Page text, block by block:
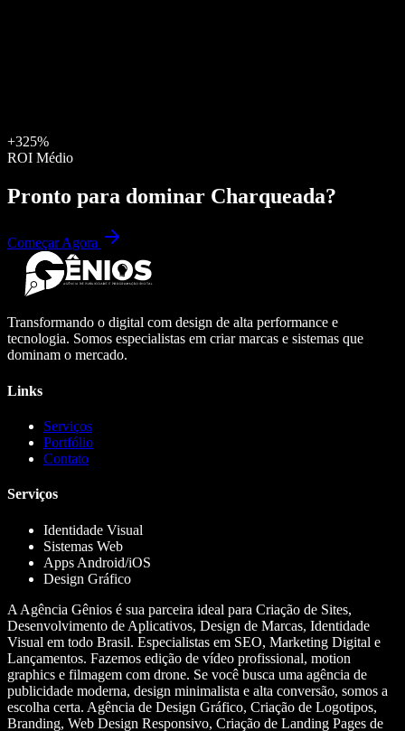
+325%
ROI Médio
Pronto para dominar Charqueada?
Começar Agora
Transformando o digital com design de alta performance e
tecnologia. Somos especialistas em criar marcas e sistemas que
dominam o mercado.
Links
Serviços
Portfólio
Contato
Serviços
Identidade Visual
Sistemas Web
Apps Android/iOS
Design Gráfico
A Agência Gênios é sua parceira ideal para Criação de Sites,
Desenvolvimento de Aplicativos, Design de Marcas, Identidade
Visual em todo Brasil. Especialistas em SEO, Marketing Digital e
Lançamentos. Fazemos edição de vídeo profissional, motion
graphics e filmagem com drone. Se você busca uma agência de
publicidade moderna, design minimalista e alta conversão, somos a
escolha certa. Agência de Design Gráfico, Criação de Logotipos,
Branding, Web Design Responsivo, Criação de Landing Pages de